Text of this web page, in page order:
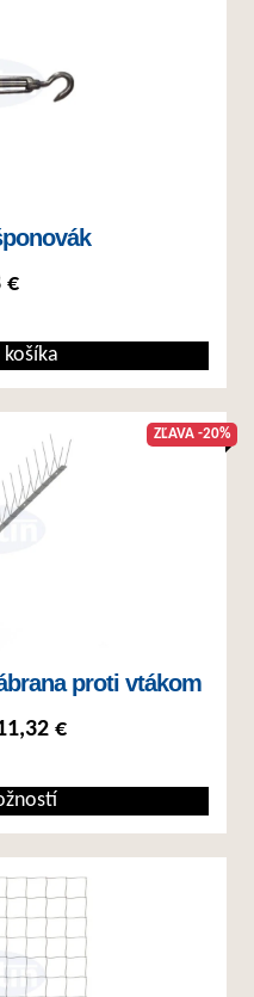
€
ZĽAVA -20%
proti vtákom
€Price range: 4,12